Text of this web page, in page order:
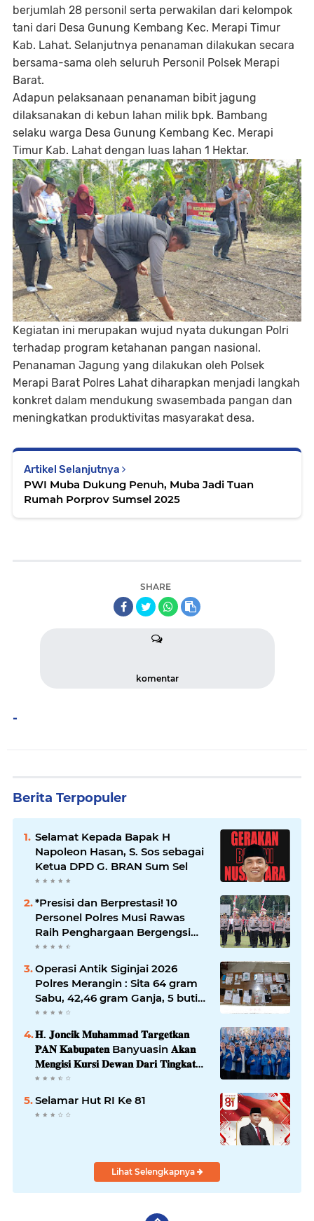
berjumlah 28 personil serta perwakilan dari kelompok
tani dari Desa Gunung Kembang Kec. Merapi Timur
Kab. Lahat. Selanjutnya penanaman dilakukan secara
bersama-sama oleh seluruh Personil Polsek Merapi
Barat.
Adapun pelaksanaan penanaman bibit jagung
dilaksanakan di kebun lahan milik bpk. Bambang
selaku warga Desa Gunung Kembang Kec. Merapi
Timur Kab. Lahat dengan luas lahan 1 Hektar.
Kegiatan ini merupakan wujud nyata dukungan Polri
terhadap program ketahanan pangan nasional.
Penanaman Jagung yang dilakukan oleh Polsek
Merapi Barat Polres Lahat diharapkan menjadi langkah
konkret dalam mendukung swasembada pangan dan
meningkatkan produktivitas masyarakat desa.
Artikel Selanjutnya
PWI Muba Dukung Penuh, Muba Jadi Tuan
Rumah Porprov Sumsel 2025
SHARE
komentar
-
Berita Terpopuler
Selamat Kepada Bapak H
Napoleon Hasan, S. Sos sebagai
Ketua DPD G. BRAN Sum Sel
*Presisi dan Berprestasi! 10
Personel Polres Musi Rawas
Raih Penghargaan Bergengsi
dari Kapolda Sumsel*
Operasi Antik Siginjai 2026
Polres Merangin : Sita 64 gram
Sabu, 42,46 gram Ganja, 5 butir
extasi, dan Amankan 21 Orang
𝐇. 𝐉𝐨𝐧𝐜𝐢𝐤 𝐌𝐮𝐡𝐚𝐦𝐦𝐚𝐝 𝐓𝐚𝐫𝐠𝐞𝐭𝐤𝐚𝐧
𝐏𝐀𝐍 𝐊𝐚𝐛𝐮𝐩𝐚𝐭𝐞𝐧 Banyuasin 𝐀𝐤𝐚𝐧
𝐌𝐞𝐧𝐠𝐢𝐬𝐢 𝐊𝐮𝐫𝐬𝐢 𝐃𝐞𝐰𝐚𝐧 𝐃𝐚𝐫𝐢 𝐓𝐢𝐧𝐠𝐤𝐚𝐭
𝐃𝐏𝐑 𝐃𝐚𝐞𝐫𝐚𝐡 𝐇𝐢𝐧𝐠𝐠𝐚 𝐃𝐏𝐑-𝐑𝐈
Selamar Hut RI Ke 81
Lihat Selengkapnya